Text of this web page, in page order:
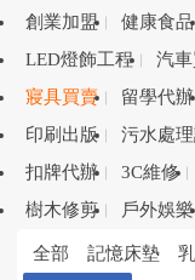
創業加盟
健康食品
LED燈飾工程
汽
寢具買賣
留學代辦
印刷出版
污水處
扣牌代辦
3C維修
樹木修剪
戶外娛樂
全部 記憶床墊